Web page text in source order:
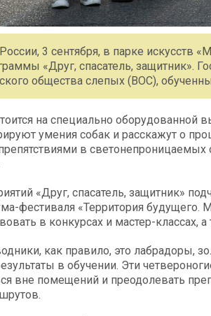
3 сентября, в парке искусств
«Друг, спасатель, защитник».
общества слепых (ВОС),
на специально оборудованной
умения собак и расскажут о
в
«Друг, спасатель, защитник»
фестиваля «Территория
в конкурсах и мастер-классах,
как правило, это лабрадоры,
в обучении. Эти
вне помещений и преодолевать